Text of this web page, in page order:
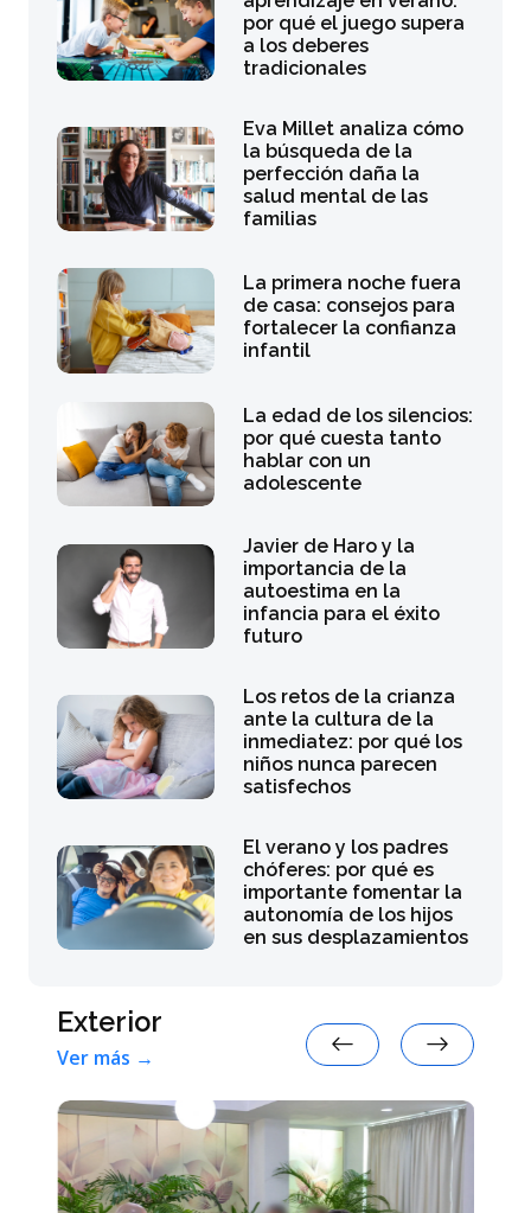
por qué el juego supera
a los deberes
tradicionales
Eva Millet analiza cómo
la búsqueda de la
perfección daña la
salud mental de las
familias
La primera noche fuera
de casa: consejos para
fortalecer la confianza
infantil
La edad de los silencios:
por qué cuesta tanto
hablar con un
adolescente
Javier de Haro y la
importancia de la
autoestima en la
infancia para el éxito
futuro
Los retos de la crianza
ante la cultura de la
inmediatez: por qué los
niños nunca parecen
satisfechos
El verano y los padres
chóferes: por qué es
importante fomentar la
autonomía de los hijos
en sus desplazamientos
Exterior
Ver más →